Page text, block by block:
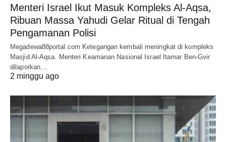
Menteri Israel Ikut Masuk Kompleks Al-Aqsa,
Ribuan Massa Yahudi Gelar Ritual di Tengah
Pengamanan Polisi
Megadewa88portal.com Ketegangan kembali meningkat di kompleks
Masjid Al-Aqsa. Menteri Keamanan Nasional Israel Itamar Ben-Gvir
dilaporkan…
2 minggu ago